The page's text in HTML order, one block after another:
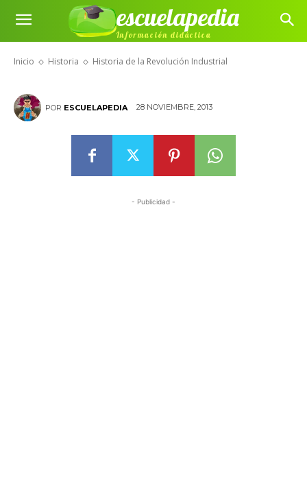
escuelapedia
Información didáctica
Inicio Historia Historia de la Revolución Industrial
Historia de la Revolución
Industrial
POR ESCUELAPEDIA 28 NOVIEMBRE, 2013
- Publicidad -